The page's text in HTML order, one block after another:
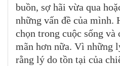
buồn, sợ hãi vừa qua
những vấn đề của mình.
chọn trong cuộc sống và
mãn hơn nữa. Vì những
rằng lý do tồn tại của